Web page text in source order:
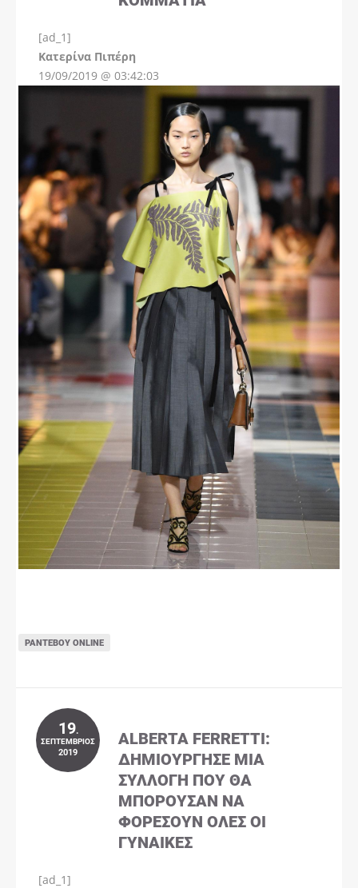
[ad_1]
Kατερίνα Πιπέρη
19/09/2019 @ 03:42:03
ΡΑΝΤΕΒΟΎ ONLINE
19.
ΣΕΠΤΈΜΒΡΙΟΣ
2019
ALBERTA FERRETTI:
ΔΗΜΙΟΎΡΓΗΣΕ ΜΊΑ
ΣΥΛΛΟΓΉ ΠΟΥ ΘΑ
ΜΠΟΡΟΎΣΑΝ ΝΑ
ΦΟΡΈΣΟΥΝ ΌΛΕΣ ΟΙ
ΓΥΝΑΊΚΕΣ
[ad_1]